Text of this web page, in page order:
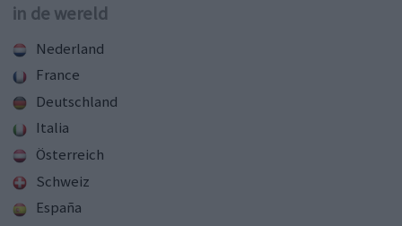
in de wereld
Nederland
France
Deutschland
Italia
Österreich
Schweiz
España